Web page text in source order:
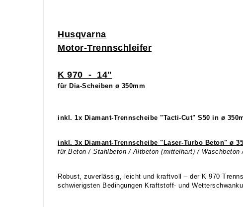
Husqvarna
Motor-Trennschleifer
K 970 - 14"
für Dia-Scheiben ø 350mm
inkl. 1x Diamant-Trennscheibe "Tacti-Cut" S50 in ø
inkl. 3x Diamant-Trennscheibe "Laser-Turbo Beton" ø
für Beton / Stahlbeton / Altbeton (mittelhart) / Waschbeton
Robust, zuverlässig, leicht und kraftvoll – der K 970
schwierigsten Bedingungen Kraftstoff- und